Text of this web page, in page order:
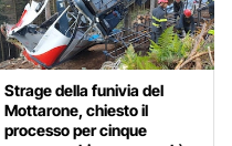
Strage della funivia del
Mottarone, chiesto il
processo per cinque